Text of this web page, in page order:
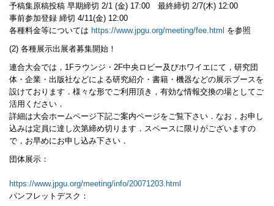
予稿集原稿投稿 早期締切 2/1 (金) 17:00 最終締切 2/7(木) 12:00
事前参加登録 締切 4/11(金) 12:00
各種料金等については https://www.jpgu.org/meeting/fee.html を参照
(2) 各種展示出展者募集開始！
連合大会では，1Fラウンジ・2F中央ロビー及びホワイエにて，研究団
体・企業・出版社などによる研究紹介・書籍・機器などの展示ブースを
設けております．様々な形でご利用頂き，有効な情報交換の場としてご
活用ください．
詳細は大会ホームページ下記ご案内ページをご覧下さい．なお，お申し
込みは定員に達し次第締め切ります．スペースに限りがございますの
で，お早めにお申し込み下さい．
団体展示：
https://www.jpgu.org/meeting/info/20071203.html
パンフレットデスク：